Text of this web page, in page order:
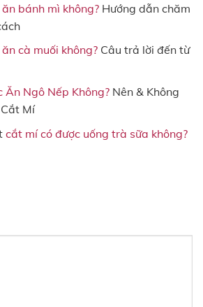
bánh mì không?Hướng dẫn chăm
cà muối không?Câu trả lời đến từ
Ăn Ngô Nếp Không?Nên & Không
Mí
cắt mí có được uống trà sữa không?